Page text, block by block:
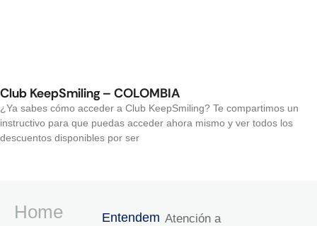
Club KeepSmiling – COLOMBIA
¿Ya sabes cómo acceder a Club KeepSmiling? Te compartimos un
instructivo para que puedas acceder ahora mismo y ver todos los
descuentos disponibles por ser
Home
Entendem Atención a